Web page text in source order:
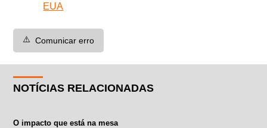
EUA
⚠️ Comunicar erro
NOTÍCIAS RELACIONADAS
O impacto que está na mesa